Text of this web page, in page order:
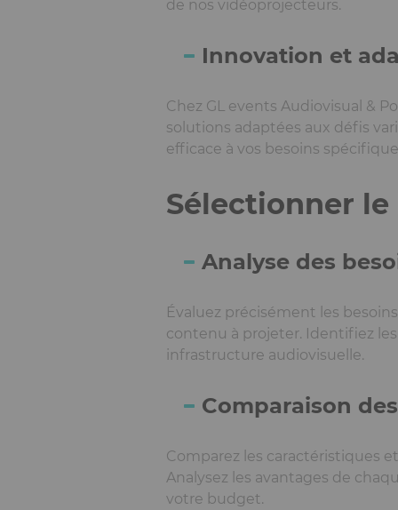
de nos vidéoprojecteurs.
Innovation et
Chez GL events Audiovisual &
solutions adaptées aux défis
efficace à vos besoins
Sélectionner
Analyse des
Évaluez précisément les
contenu à projeter. Identifiez
infrastructure audiovisuelle.
Comparaison
Comparez les caractéristiques
Analysez les avantages de
votre budget.